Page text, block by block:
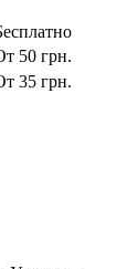
50 грн.
35 грн.